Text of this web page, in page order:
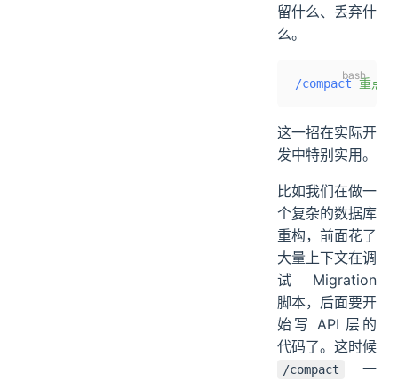
留什么、丢弃什
么。
/compact 重点保
这一招在实际开
发中特别实用。
比如我们在做一
个复杂的数据库
重构，前面花了
大量上下文在调
试 Migration
脚本，后面要开
始写 API 层的
代码了。这时候
/compact
一